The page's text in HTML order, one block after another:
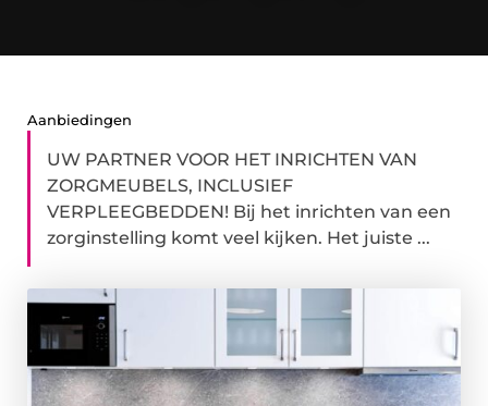
Aanbiedingen
UW PARTNER VOOR HET INRICHTEN VAN
ZORGMEUBELS, INCLUSIEF
VERPLEEGBEDDEN! Bij het inrichten van een
zorginstelling komt veel kijken. Het juiste ...